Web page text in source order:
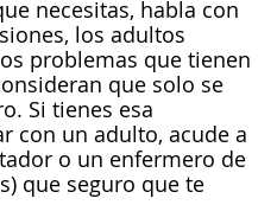
necesitas, habla con
los adultos
problemas que tienen
que solo se
Si tienes esa
con un adulto, acude a
o un enfermero de
que seguro que te